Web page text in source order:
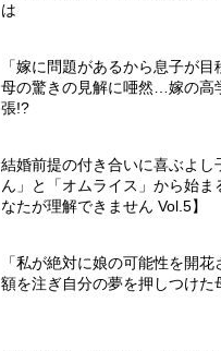
は
「嫁に問題があるから息子が
母の驚きの見解に唖然…嫁の高
張!?
結婚前提の付き合いに喜ぶよ
ん」と「オムライス」から始ま
なたが理解できません Vol.5】
「私が絶対に娘の可能性を開
額を注ぎ自分の夢を押しつけた